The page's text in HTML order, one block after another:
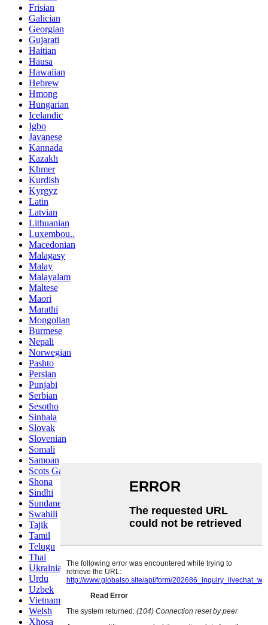
Frisian
Galician
Georgian
Gujarati
Haitian
Hausa
Hawaiian
Hebrew
Hmong
Hungarian
Icelandic
Igbo
Javanese
Kannada
Kazakh
Khmer
Kurdish
Kyrgyz
Latin
Latvian
Lithuanian
Luxembou..
Macedonian
Malagasy
Malay
Malayalam
Maltese
Maori
Marathi
Mongolian
Burmese
Nepali
Norwegian
Pashto
Persian
Punjabi
Serbian
Sesotho
Sinhala
Slovak
Slovenian
Somali
Samoan
Scots Gaelic
Shona
Sindhi
Sundanese
Swahili
Tajik
Tamil
Telugu
Thai
Ukrainian
Urdu
Uzbek
Vietnamese
Welsh
Xhosa